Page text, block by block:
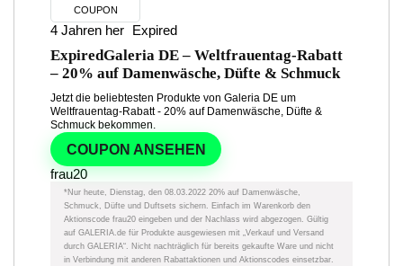
COUPON
4 Jahren her Expired
ExpiredGaleria DE – Weltfrauentag-Rabatt
– 20% auf Damenwäsche, Düfte & Schmuck
Jetzt die beliebtesten Produkte von Galeria DE um
Weltfrauentag-Rabatt - 20% auf Damenwäsche, Düfte &
Schmuck bekommen.
COUPON ANSEHEN
frau20
*Nur heute, Dienstag, den 08.03.2022 20% auf Damenwäsche,
Schmuck, Düfte und Duftsets sichern. Einfach im Warenkorb den
Aktionscode frau20 eingeben und der Nachlass wird abgezogen. Gültig
auf GALERIA.de für Produkte ausgewiesen mit „Verkauf und Versand
durch GALERIA“. Nicht nachträglich für bereits gekaufte Ware und nicht
in Verbindung mit anderen Rabattaktionen und Aktionscodes einsetzbar.